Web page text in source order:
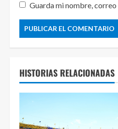
Guarda mi nombre,
HISTORIAS RELACIONADAS